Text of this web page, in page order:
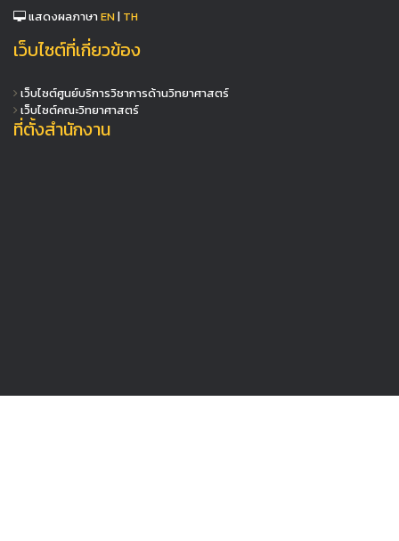
แสดงผลภาษาEN| TH
เว็บไซต์ที่เกี่ยวข้อง
เว็บไซต์ศูนย์บริการวิชาการด้านวิทยาศาสตร์
เว็บไซต์คณะวิทยาศาสตร์
ที่ตั้งสำนักงาน